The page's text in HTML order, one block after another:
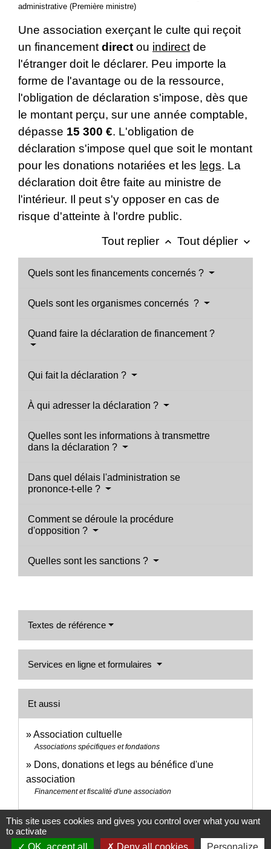
administrative (Première ministre)
Une association exerçant le culte qui reçoit
un financement direct ou indirect de
l'étranger doit le déclarer. Peu importe la
forme de l'avantage ou de la ressource,
l'obligation de déclaration s'impose, dès que
le montant perçu, sur une année comptable,
dépasse 15 300 €. L'obligation de
déclaration s'impose quel que soit le montant
pour les donations notariées et les legs. La
déclaration doit être faite au ministre de
l'intérieur. Il peut s'y opposer en cas de
risque d'atteinte à l'ordre public.
Tout replier keyboard_arrow_up Tout déplier keyboard_arrow_down
Quels sont les financements concernés ?
Quels sont les organismes concernés ?
Quand faire la déclaration de financement ?
Qui fait la déclaration ?
À qui adresser la déclaration ?
Quelles sont les informations à transmettre
dans la déclaration ?
Dans quel délais l'administration se
prononce-t-elle ?
Comment se déroule la procédure
d'opposition ?
Quelles sont les sanctions ?
Textes de référence
Services en ligne et formulaires
Et aussi
Association cultuelle
Associations spécifiques et fondations
Dons, donations et legs au bénéfice d'une
association
Financement et fiscalité d'une association
Signaler une erreur sur cette page
This site uses cookies and gives you control over what you want
to activate
OK, accept all
Deny all cookies Personalize